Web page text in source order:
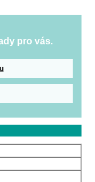
pro vás.